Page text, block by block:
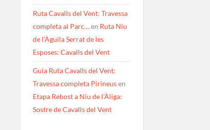
Ruta Cavalls del Vent: Travessa
completa al Parc…en Ruta Niu
de l’Àguila Serrat de les
Esposes: Cavalls del Vent
Guia Ruta Cavalls del Vent:
Travessa completa Pirineusen
Etapa Rebost a Niu de l’Àliga:
Sostre de Cavalls del Vent